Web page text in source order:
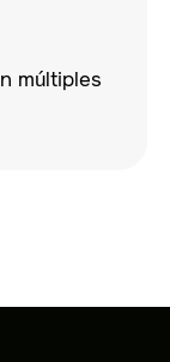
múltiples